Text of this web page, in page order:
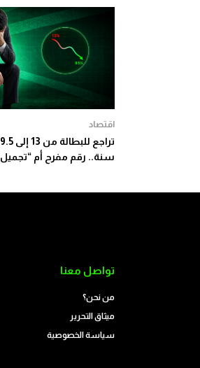
اقتصاد
سنة.. رقم مفرح أم
تواصل معنا
من نحن؟
ميثاق التحرير
سياسة الخصوصية